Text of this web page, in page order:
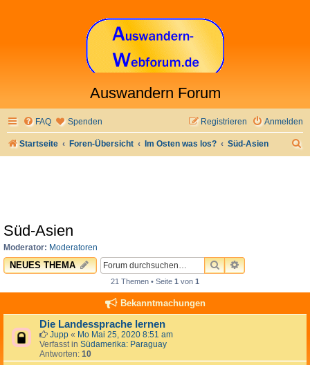
Auswandern Forum
FAQ Spenden Anmelden
Registrieren
Startseite Foren-Übersicht Im Osten was los? Süd-Asien
Süd-Asien
Moderator: Moderatoren
NEUES THEMA SUCHEERWEITERTE
21 Themen • Seite 1 von 1
Bekanntmachungen
Die Landessprache lernen
Jupp « Mo Mai 25, 2020 8:51 am
Verfasst in Südamerika: Paraguay
Antworten: 10